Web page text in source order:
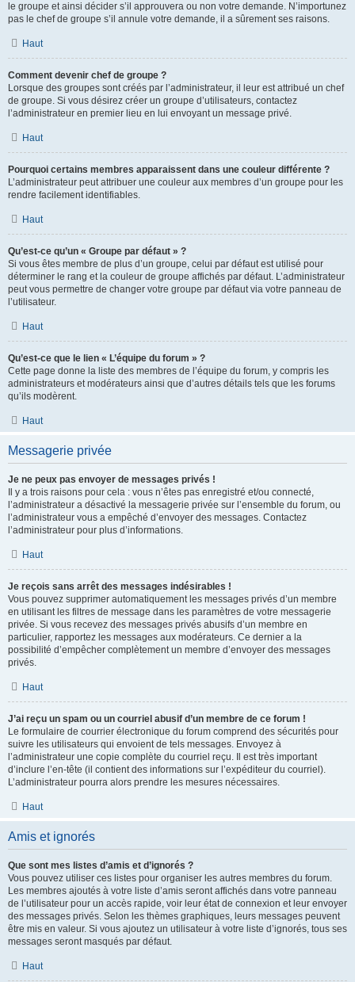
le groupe et ainsi décider s’il approuvera ou non votre demande. N’importunez
pas le chef de groupe s’il annule votre demande, il a sûrement ses raisons.
Haut
Comment devenir chef de groupe ?
Lorsque des groupes sont créés par l’administrateur, il leur est attribué un chef
de groupe. Si vous désirez créer un groupe d’utilisateurs, contactez
l’administrateur en premier lieu en lui envoyant un message privé.
Haut
Pourquoi certains membres apparaissent dans une couleur différente ?
L’administrateur peut attribuer une couleur aux membres d’un groupe pour les
rendre facilement identifiables.
Haut
Qu’est-ce qu’un « Groupe par défaut » ?
Si vous êtes membre de plus d’un groupe, celui par défaut est utilisé pour
déterminer le rang et la couleur de groupe affichés par défaut. L’administrateur
peut vous permettre de changer votre groupe par défaut via votre panneau de
l’utilisateur.
Haut
Qu’est-ce que le lien « L’équipe du forum » ?
Cette page donne la liste des membres de l’équipe du forum, y compris les
administrateurs et modérateurs ainsi que d’autres détails tels que les forums
qu’ils modèrent.
Haut
Messagerie privée
Je ne peux pas envoyer de messages privés !
Il y a trois raisons pour cela : vous n’êtes pas enregistré et/ou connecté,
l’administrateur a désactivé la messagerie privée sur l’ensemble du forum, ou
l’administrateur vous a empêché d’envoyer des messages. Contactez
l’administrateur pour plus d’informations.
Haut
Je reçois sans arrêt des messages indésirables !
Vous pouvez supprimer automatiquement les messages privés d’un membre
en utilisant les filtres de message dans les paramètres de votre messagerie
privée. Si vous recevez des messages privés abusifs d’un membre en
particulier, rapportez les messages aux modérateurs. Ce dernier a la
possibilité d’empêcher complètement un membre d’envoyer des messages
privés.
Haut
J’ai reçu un spam ou un courriel abusif d’un membre de ce forum !
Le formulaire de courrier électronique du forum comprend des sécurités pour
suivre les utilisateurs qui envoient de tels messages. Envoyez à
l’administrateur une copie complète du courriel reçu. Il est très important
d’inclure l’en-tête (il contient des informations sur l’expéditeur du courriel).
L’administrateur pourra alors prendre les mesures nécessaires.
Haut
Amis et ignorés
Que sont mes listes d’amis et d’ignorés ?
Vous pouvez utiliser ces listes pour organiser les autres membres du forum.
Les membres ajoutés à votre liste d’amis seront affichés dans votre panneau
de l’utilisateur pour un accès rapide, voir leur état de connexion et leur envoyer
des messages privés. Selon les thèmes graphiques, leurs messages peuvent
être mis en valeur. Si vous ajoutez un utilisateur à votre liste d’ignorés, tous ses
messages seront masqués par défaut.
Haut